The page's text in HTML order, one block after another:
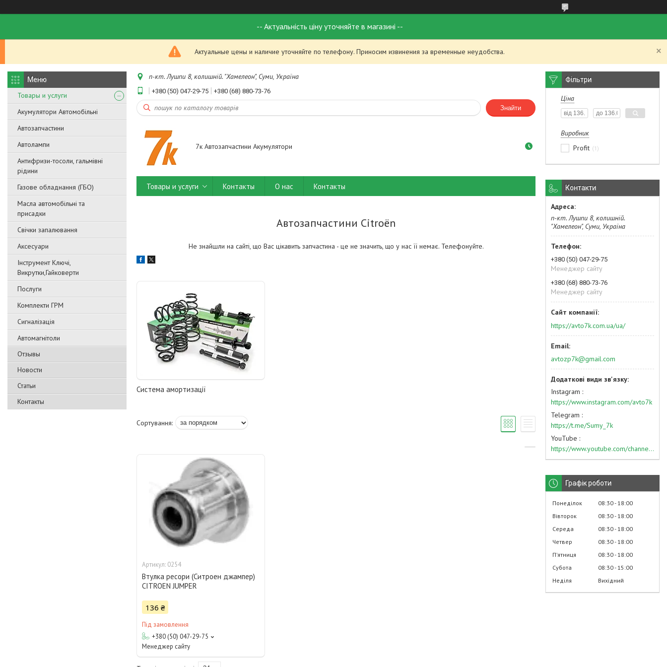
-- Актуальність ціну уточняйте в магазині --
Актуальные цены и наличие уточняйте по телефону. Приносим извинения за временные неудобства.
Товары и услуги
Акумулятори Автомобільні
Автозапчастини
Автолампи
Антифризи-тосоли, гальмівні
рідини
Газове обладнання (ГБО)
Масла автомобільні та
присадки
Свічки запалювання
Аксесуари
Інструмент Ключі,
Викрутки,Гайковерти
Послуги
Комплекти ГРМ
Сигналізація
Автомагнітоли
Отзывы
Новости
Статьи
Контакты
п-кт. Лушпи 8, колишній. "Хамелеон", Суми, Україна
+380 (50) 047-29-75 +380 (68) 880-73-76
Знайти
7к Автозапчастини Акумулятори
Товары и услуги Контакты О нас Контакты
Автозапчастини Citroën
Не знайшли на сайті, що Вас цікавить запчастина - це не значить, що у нас її немає. Телефонуйте.
Система амортизації
0254
Втулка ресори (Ситроен джампер)
CITROEN JUMPER
136 ₴
Під замовлення
+380 (50) 047-29-75
Менеджер сайту
Фільтри
Ціна
Виробник
Profit
1
Контакти
п-кт. Лушпи 8, колишній.
"Хамелеон", Суми, Україна
+380 (50) 047-29-75
Менеджер сайту
+380 (68) 880-73-76
Менеджер сайту
https://avto7k.com.ua/ua/
avtozp7k@gmail.com
Instagram
https://www.instagram.com/avto7k
Telegram
https://t.me/Sumy_7k
YouTube
https://www.youtube.com/channel/UC574nvqqf5H_LzT4Va_GpQg?view_as=subscriber
Графік роботи
Понеділок 08:30 18:00
Вівторок
08:30 18:00
Середа
08:30 18:00
Четвер
08:30 18:00
Пʼятниця
08:30 18:00
Субота
08:30 15:00
Неділя
Вихідний